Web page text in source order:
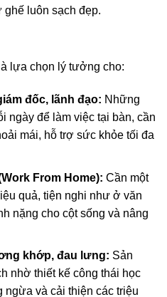
luôn sạch đẹp.
là lựa chọn lý tưởng cho:
đốc, lãnh đạo: Những
ngày để làm việc tại bàn, cần
mái, hỗ trợ sức khỏe tối đa
From Home): Cần một
quả, tiện nghi như ở văn
nặng cho cột sống và nâng
khớp, đau lưng: Sản
nhờ thiết kế công thái học
ngừa và cải thiện các triệu